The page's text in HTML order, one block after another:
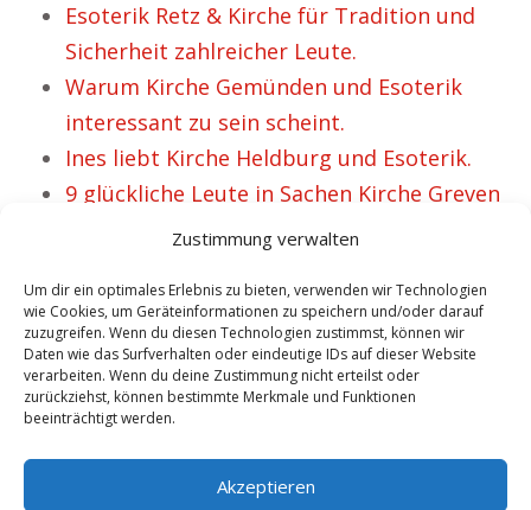
Zustimmung verwalten
Um dir ein optimales Erlebnis zu bieten, verwenden wir Technologien
wie Cookies, um Geräteinformationen zu speichern und/oder darauf
zuzugreifen. Wenn du diesen Technologien zustimmst, können wir
Daten wie das Surfverhalten oder eindeutige IDs auf dieser Website
verarbeiten. Wenn du deine Zustimmung nicht erteilst oder
zurückziehst, können bestimmte Merkmale und Funktionen
beeinträchtigt werden.
Akzeptieren
Esoterik Retz & Kirche für Tradition und
Sicherheit zahlreicher Leute.
Warum Kirche Gemünden und Esoterik
interessant zu sein scheint.
Ines liebt Kirche Heldburg und Esoterik.
9 glückliche Leute in Sachen Kirche Greven
und Esoterik.
ausgesprochen wohltuend.
VORHERIGER ARTIKEL
Wieso Kirche Ellrich
sowie Esoterik
NÄCHSTER ARTIKEL
mit Kirche Elmshorn